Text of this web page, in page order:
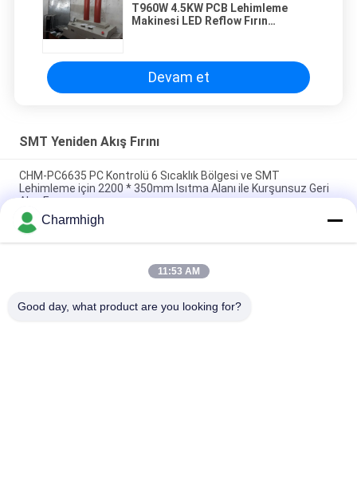
T960W 4.5KW PCB Lehimleme
Makinesi LED Reflow Fırın
Devam et
SMT Yeniden Akış Fırını
CHM-PC6635 PC Kontrolü 6 Sıcaklık Bölgesi ve SMT
Lehimleme için 2200 * 350mm Isıtma Alanı ile Kurşunsuz Geri
Akış Fırını
CHM-F830 Dikey SMT Geri Akış Fırını 8 Temp Bölgeleri
1400*300mm Sıcak Hava Lehimleme Makinesi
CHM-6635 Reflow Fırını 6 Sıcaklık Bölgesi (yukarı6+aşağı6)
Charmhigh
11:53 AM
Good day, what product are you looking for?